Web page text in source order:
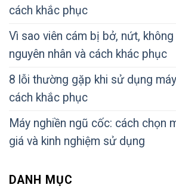
cách khắc phục
Vì sao viên cám bị bở, nứt, không
nguyên nhân và cách khác phục
8 lỗi thường gặp khi sử dụng
cách khắc phục
Máy nghiền ngũ cốc: cách chọn
giá và kinh nghiệm sử dụng
DANH MỤC